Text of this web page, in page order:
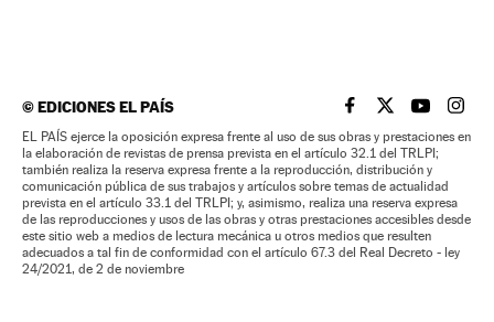
©EDICIONES EL PAÍS EL PAÍS BRASIL EN
EL PAÍSEL PAÍS
EL
EL PAÍS ejerce la oposición expresa frente al uso de sus obras y prestaciones en
la elaboración de revistas de prensa prevista en el artículo 32.1 del TRLPI;
también realiza la reserva expresa frente a la reproducción, distribución y
comunicación pública de sus trabajos y artículos sobre temas de actualidad
prevista en el artículo 33.1 del TRLPI; y, asimismo, realiza una reserva expresa
de las reproducciones y usos de las obras y otras prestaciones accesibles desde
este sitio web a medios de lectura mecánica u otros medios que resulten
adecuados a tal fin de conformidad con el artículo 67.3 del Real Decreto - ley
24/2021, de 2 de noviembre